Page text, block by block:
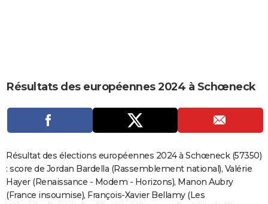
CARTE DE VOEUX
Carte de Noël
Carte Bonne année
Carte Saint-Valentin
Carte Pâques
Carte d'anniversaire
DICTIONNAIRE
Dictionnaire
Biographies
Citations
Expressions
Proverbes
PROGRAMME TV
COPAINS D'AVANT
S'inscrire
Se connecter
Lycées
Collèges
Primaires
Universités
Entreprises
Service militaire
Avis de recherche
AVIS DE DÉCÈS
Résultats des européennes 2024 à Schœneck
Résultat des élections européennes 2024 à Schœneck (57350)
: score de Jordan Bardella (Rassemblement national), Valérie
Hayer (Renaissance - Modem - Horizons), Manon Aubry
(France insoumise), François-Xavier Bellamy (Les